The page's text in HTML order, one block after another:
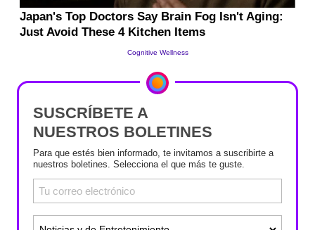
SUSCRÍBETE A
NUESTROS BOLETINES
Para que estés bien informado, te invitamos a suscribirte a
nuestros boletines. Selecciona el que más te guste.